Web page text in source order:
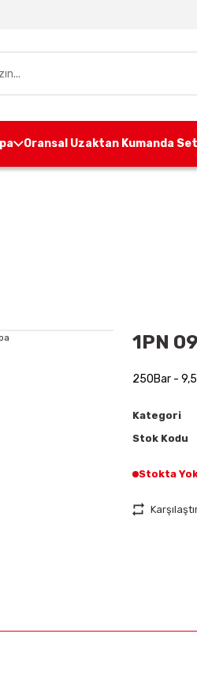
Oransal Uzaktan Kumanda
1PN
250Bar -
Kategori
Stok Kodu
Stokta